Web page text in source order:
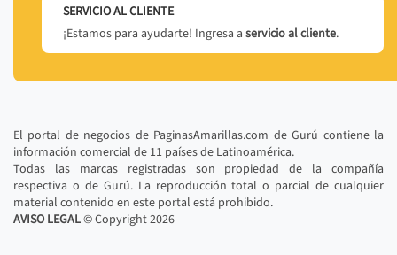
SERVICIO AL CLIENTE
¡Estamos para ayudarte! Ingresa a servicio al cliente.
El portal de negocios de PaginasAmarillas.com de Gurú contiene la
información comercial de 11 países de Latinoamérica.
Todas las marcas registradas son propiedad de la compañía
respectiva o de Gurú. La reproducción total o parcial de cualquier
material contenido en este portal está prohibido.
AVISO LEGAL© Copyright2026